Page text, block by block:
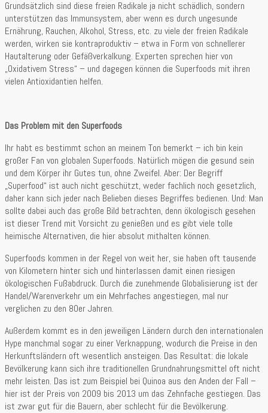
Grundsätzlich sind diese freien Radikale ja nicht schädlich, sondern
unterstützen das Immunsystem, aber wenn es durch ungesunde
Ernährung, Rauchen, Alkohol, Stress, etc. zu viele der freien Radikale
werden, wirken sie kontraproduktiv – etwa in Form von schnellerer
Hautalterung oder Gefäßverkalkung. Experten sprechen hier von
„Oxidativem Stress“ – und dagegen können die Superfoods mit ihren
vielen Antioxidantien helfen.
Das Problem mit den Superfoods
Ihr habt es bestimmt schon an meinem Ton bemerkt – ich bin kein
großer Fan von globalen Superfoods. Natürlich mögen die gesund sein
und dem Körper ihr Gutes tun, ohne Zweifel. Aber: Der Begriff
„Superfood“ ist auch nicht geschützt, weder fachlich noch gesetzlich,
daher kann sich jeder nach Belieben dieses Begriffes bedienen. Und: Man
sollte dabei auch das große Bild betrachten, denn ökologisch gesehen
ist dieser Trend mit Vorsicht zu genießen und es gibt viele tolle
heimische Alternativen, die hier absolut mithalten können.
Superfoods kommen in der Regel von weit her, sie haben oft tausende
von Kilometern hinter sich und hinterlassen damit einen riesigen
ökologischen Fußabdruck. Durch die zunehmende Globalisierung ist der
Handel/Warenverkehr um ein Mehrfaches angestiegen, mal nur
verglichen zu den 80er Jahren.
Außerdem kommt es in den jeweiligen Ländern durch den internationalen
Hype manchmal sogar zu einer Verknappung, wodurch die Preise in den
Herkunftsländern oft wesentlich ansteigen. Das Resultat: die lokale
Bevölkerung kann sich ihre traditionellen Grundnahrungsmittel oft nicht
mehr leisten. Das ist zum Beispiel bei Quinoa aus den Anden der Fall –
hier ist der Preis von 2009 bis 2013 um das Zehnfache gestiegen. Das
ist zwar gut für die Bauern, aber schlecht für die Bevölkerung.